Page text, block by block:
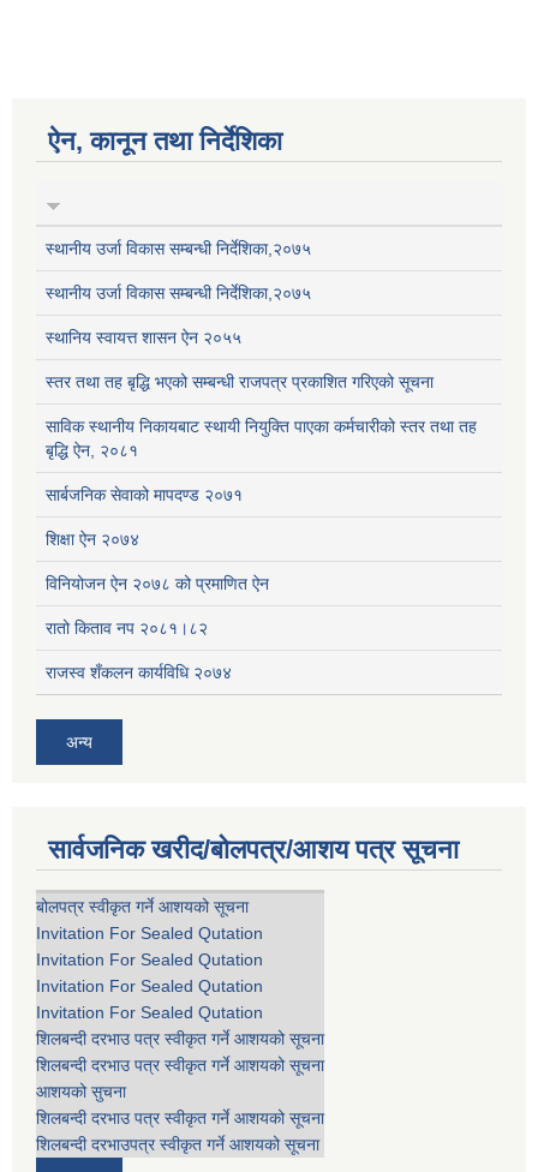
ऐन, कानून तथा निर्देशिका
स्थानीय उर्जा विकास सम्बन्धी निर्देशिका,२०७५
स्थानीय उर्जा विकास सम्बन्धी निर्देशिका,२०७५
स्थानिय स्वायत्त शासन ऐन २०५५
स्तर तथा तह बृद्धि भएको सम्बन्धी राजपत्र प्रकाशित गरिएको सूचना
साविक स्थानीय निकायबाट स्थायी नियुक्ति पाएका कर्मचारीको स्तर तथा तह
बृद्धि ऐन, २०८१
सार्बजनिक सेवाको मापदण्ड २०७१
शिक्षा ऐन २०७४
विनियोजन ऐन २०७८ को प्रमाणित ऐन
रातो किताव नप २०८१।८२
राजस्व शँकलन कार्यविधि २०७४
अन्य
सार्वजनिक खरीद/बोलपत्र/आशय पत्र सूचना
बोलपत्र स्वीकृत गर्ने आशयको सूचना
Invitation For Sealed Qutation
Invitation For Sealed Qutation
Invitation For Sealed Qutation
Invitation For Sealed Qutation
शिलबन्दी दरभाउ पत्र स्वीकृत गर्ने आशयको सूचना
शिलबन्दी दरभाउ पत्र स्वीकृत गर्ने आशयको सूचना
आशयको सुचना
शिलबन्दी दरभाउ पत्र स्वीकृत गर्ने आशयको सूचना
शिलबन्दी दरभाउपत्र स्वीकृत गर्ने आशयको सूचना